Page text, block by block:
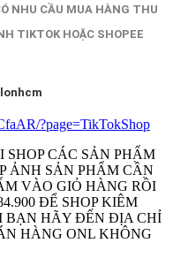
NHU CẦU MUA HÀNG THU
TIKTOK HOẶC SHOPEE
?page=TikTokShop
CÁC SẢN PHẨM
ẢNH SẢN PHẨM CẦN
VÀO GIỎ HÀNG RỒI
ĐỂ SHOP KIÊM
BẠN HÃY ĐẾN ĐỊA CHỈ
HÀNG ONL KHÔNG